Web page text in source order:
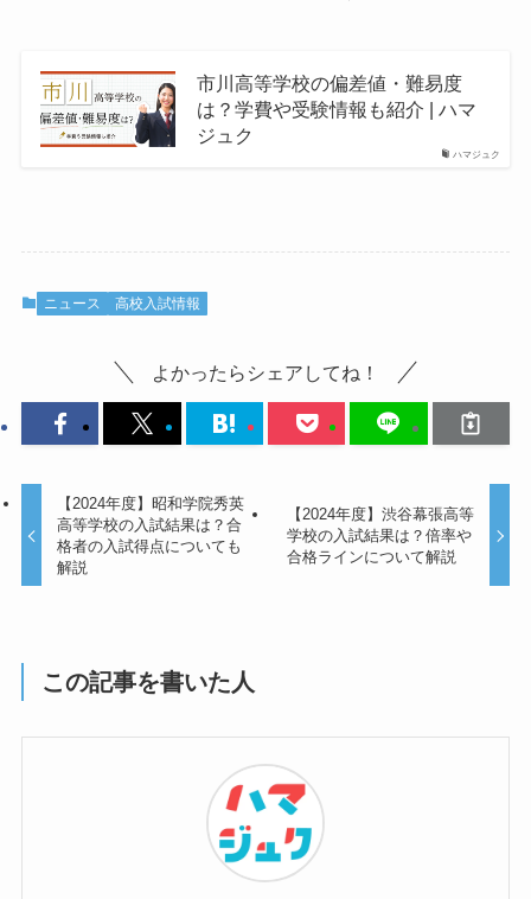
ハマジュク
市川高等学校の偏差値・難易度
は？学費や受験情報も紹介 | ハマ
ジュク
ニュース 高校入試情報
よかったらシェアしてね！
【2024年度】昭和学院秀英
高等学校の入試結果は？合
格者の入試得点についても
解説
【2024年度】渋谷幕張高等
学校の入試結果は？倍率や
合格ラインについて解説
この記事を書いた人